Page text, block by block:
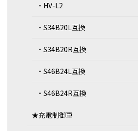
・HV-L2
・S34B20L互換
・S34B20R互換
・S46B24L互換
・S46B24R互換
★充電制御車